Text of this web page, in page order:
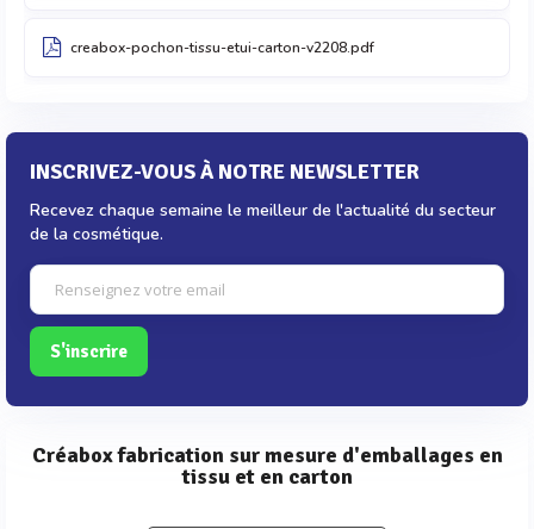
creabox-pochon-tissu-etui-carton-v2208.pdf
INSCRIVEZ-VOUS À NOTRE NEWSLETTER
Recevez chaque semaine le meilleur de l'actualité du secteur
de la cosmétique.
S'inscrire
Créabox fabrication sur mesure d'emballages en
tissu et en carton